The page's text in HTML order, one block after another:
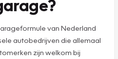
van Nederland
autobedrijven die allemaal
zijn welkom bij